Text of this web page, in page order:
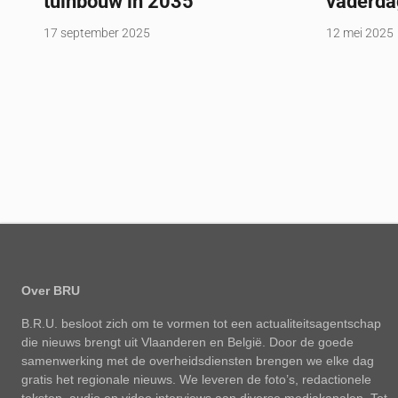
17 september 2025 12 mei 2025
Over BRU
B.R.U. besloot zich om te vormen tot een actualiteitsagentschap
die nieuws brengt uit Vlaanderen en België. Door de goede
samenwerking met de overheidsdiensten brengen we elke dag
gratis het regionale nieuws. We leveren de foto’s, redactionele